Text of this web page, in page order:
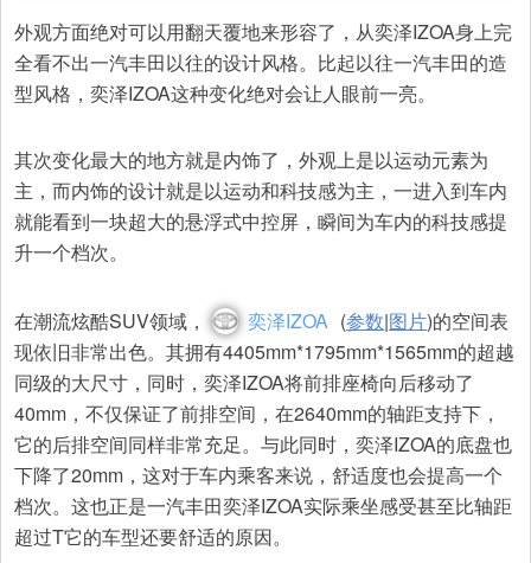
外观方面绝对可以用翻天覆地来形容了，从奕泽IZOA身上完
全看不出一汽丰田以往的设计风格。比起以往一汽丰田的造
型风格，奕泽IZOA这种变化绝对会让人眼前一亮。
其次变化最大的地方就是内饰了，外观上是以运动元素为
主，而内饰的设计就是以运动和科技感为主，一进入到车内
就能看到一块超大的悬浮式中控屏，瞬间为车内的科技感提
升一个档次。
在潮流炫酷SUV领域， 奕泽IZOA (参数|图片)的空间表
现依旧非常出色。其拥有4405mm*1795mm*1565mm的超越
同级的大尺寸，同时，奕泽IZOA将前排座椅向后移动了
40mm，不仅保证了前排空间，在2640mm的轴距支持下，
它的后排空间同样非常充足。与此同时，奕泽IZOA的底盘也
下降了20mm，这对于车内乘客来说，舒适度也会提高一个
档次。这也正是一汽丰田奕泽IZOA实际乘坐感受甚至比轴距
超过T它的车型还要舒适的原因。